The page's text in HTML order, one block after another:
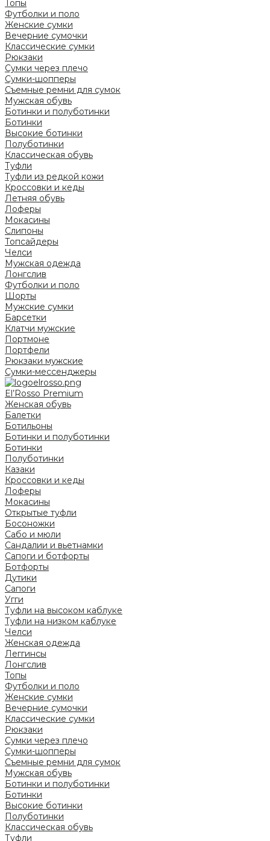
Топы
Футболки и поло
Женские сумки
Вечерние сумочки
Классические сумки
Рюкзаки
Сумки через плечо
Сумки-шопперы
Съемные ремни для сумок
Мужская обувь
Ботинки и полуботинки
Ботинки
Высокие ботинки
Полуботинки
Классическая обувь
Туфли
Туфли из редкой кожи
Кроссовки и кеды
Летняя обувь
Лоферы
Мокасины
Слипоны
Топсайдеры
Челси
Мужская одежда
Лонгслив
Футболки и поло
Шорты
Мужские сумки
Барсетки
Клатчи мужские
Портмоне
Портфели
Рюкзаки мужские
Сумки-мессенджеры
El’Rosso Premium
Женская обувь
Балетки
Ботильоны
Ботинки и полуботинки
Ботинки
Полуботинки
Казаки
Кроссовки и кеды
Лоферы
Мокасины
Открытые туфли
Босоножки
Сабо и мюли
Сандалии и вьетнамки
Сапоги и ботфорты
Ботфорты
Дутики
Сапоги
Угги
Туфли на высоком каблуке
Туфли на низком каблуке
Челси
Женская одежда
Леггинсы
Лонгслив
Топы
Футболки и поло
Женские сумки
Вечерние сумочки
Классические сумки
Рюкзаки
Сумки через плечо
Сумки-шопперы
Съемные ремни для сумок
Мужская обувь
Ботинки и полуботинки
Ботинки
Высокие ботинки
Полуботинки
Классическая обувь
Туфли